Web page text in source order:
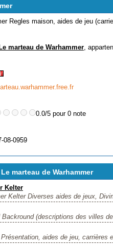
Regles maison, aides de jeu
Le marteau de Warhammer,
0.0/5 pour 0 note
08-0959
marteau de Warhammer
Kelter
Kelter Diverses aides de jeux,
(descriptions des villes
aides de jeu, carrières